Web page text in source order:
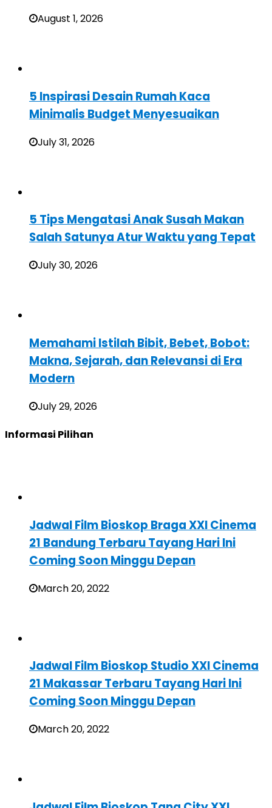
August 1, 2026
5 Inspirasi Desain Rumah Kaca
Minimalis Budget Menyesuaikan
July 31, 2026
5 Tips Mengatasi Anak Susah Makan
Salah Satunya Atur Waktu yang Tepat
July 30, 2026
Memahami Istilah Bibit, Bebet, Bobot:
Makna, Sejarah, dan Relevansi di Era
Modern
July 29, 2026
Informasi Pilihan
Jadwal Film Bioskop Braga XXI Cinema
21 Bandung Terbaru Tayang Hari Ini
Coming Soon Minggu Depan
March 20, 2022
Jadwal Film Bioskop Studio XXI Cinema
21 Makassar Terbaru Tayang Hari Ini
Coming Soon Minggu Depan
March 20, 2022